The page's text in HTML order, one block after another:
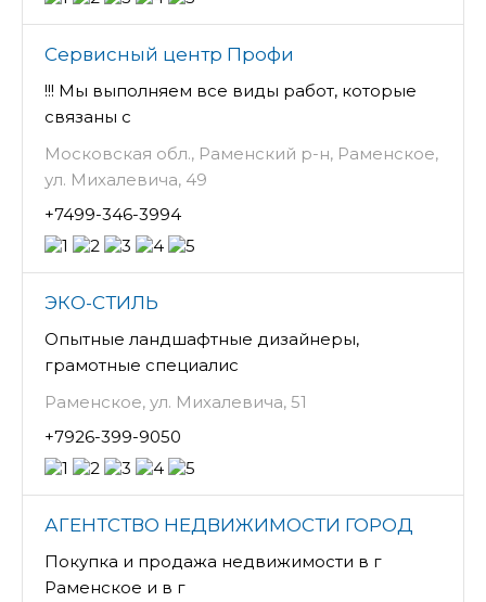
Сервисный центр Профи
!!! Мы выполняем все виды работ, которые
связаны с
Московская обл., Раменский р-н, Раменское,
ул. Михалевича, 49
+7499-346-3994
ЭКО-СТИЛЬ
Опытные ландшафтные дизайнеры,
грамотные специалис
Раменское, ул. Михалевича, 51
+7926-399-9050
АГЕНТСТВО НЕДВИЖИМОСТИ ГОРОД
Покупка и продажа недвижимости в г
Раменское и в г